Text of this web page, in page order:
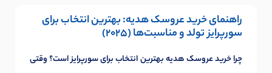
راهنمای خرید عروسک هدیه: بهترین انتخاب برای
سورپرایز تولد و مناسبت‌ها (۲۰۲۵)
چرا خرید عروسک هدیه بهترین انتخاب برای سورپرایز است؟ وقتی